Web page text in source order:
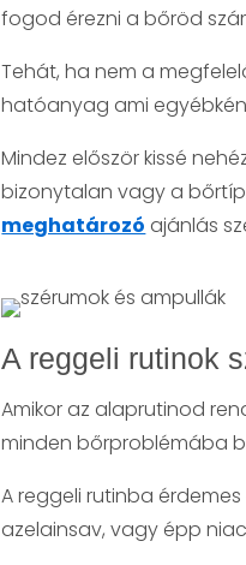
fogod érezni a bőröd
Tehát, ha nem a
hatóanyag ami
Mindez először kissé
bizonytalan vagy a
meghatározó ajánlás
A reggeli rutinok
Amikor az alaprutinod
minden bőrproblémába
A reggeli rutinba
azelainsav, vagy épp